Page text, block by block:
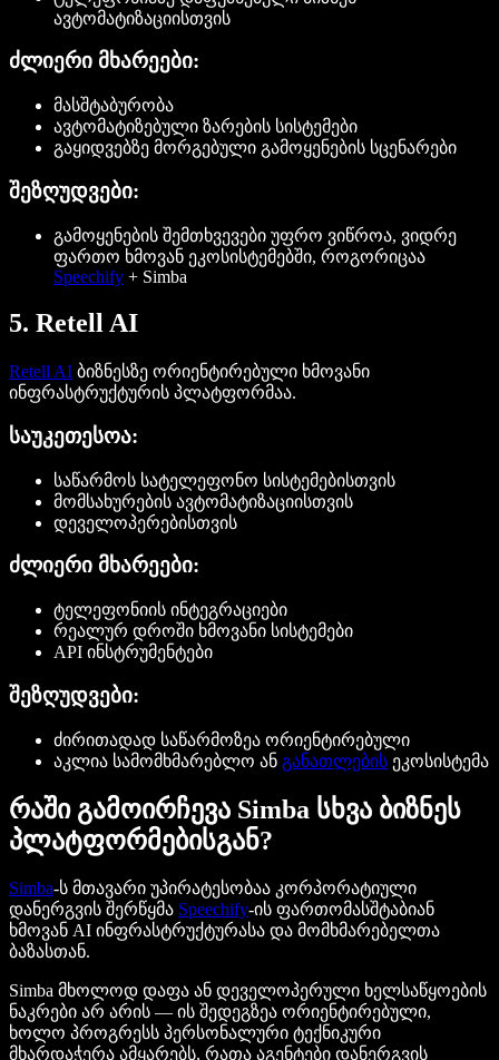
ავტომატიზაციისთვის
ძლიერი მხარეები:
მასშტაბურობა
ავტომატიზებული ზარების სისტემები
გაყიდვებზე მორგებული გამოყენების სცენარები
შეზღუდვები:
გამოყენების შემთხვევები უფრო ვიწროა, ვიდრე
ფართო ხმოვან ეკოსისტემებში, როგორიცაა
Speechify + Simba
5. Retell AI
Retell AI ბიზნესზე ორიენტირებული ხმოვანი
ინფრასტრუქტურის პლატფორმაა.
საუკეთესოა:
საწარმოს სატელეფონო სისტემებისთვის
მომსახურების ავტომატიზაციისთვის
დეველოპერებისთვის
ძლიერი მხარეები:
ტელეფონიის ინტეგრაციები
რეალურ დროში ხმოვანი სისტემები
API ინსტრუმენტები
შეზღუდვები:
ძირითადად საწარმოზეა ორიენტირებული
აკლია სამომხმარებლო ან განათლების ეკოსისტემა
რაში გამოირჩევა Simba სხვა ბიზნეს
პლატფორმებისგან?
Simba-ს მთავარი უპირატესობაა კორპორატიული
დანერგვის შერწყმა Speechify-ის ფართომასშტაბიან
ხმოვან AI ინფრასტრუქტურასა და მომხმარებელთა
ბაზასთან.
Simba მხოლოდ დაფა ან დეველოპერული ხელსაწყოების
ნაკრები არ არის — ის შედეგზეა ორიენტირებული,
ხოლო პროგრესს პერსონალური ტექნიკური
მხარდაჭერა ამყარებს, რათა აგენტები დანერგვის